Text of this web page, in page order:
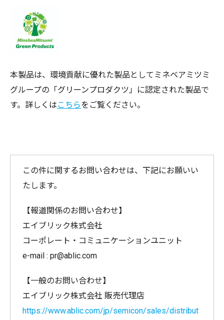
本製品は、環境貢献に優れた製品としてミネベアミツミ
グループの「グリーンプロダクツ」に認定された製品で
す。詳しくはこちらをご覧ください。
この件に関するお問い合わせは、下記にお願いい
たします。
【報道関係のお問い合わせ】
エイブリック株式会社
コーポレート・コミュニケーションユニット
e-mail : pr@ablic.com
【一般のお問い合わせ】
エイブリック株式会社 販売代理店
https://www.ablic.com/jp/semicon/sales/distribut